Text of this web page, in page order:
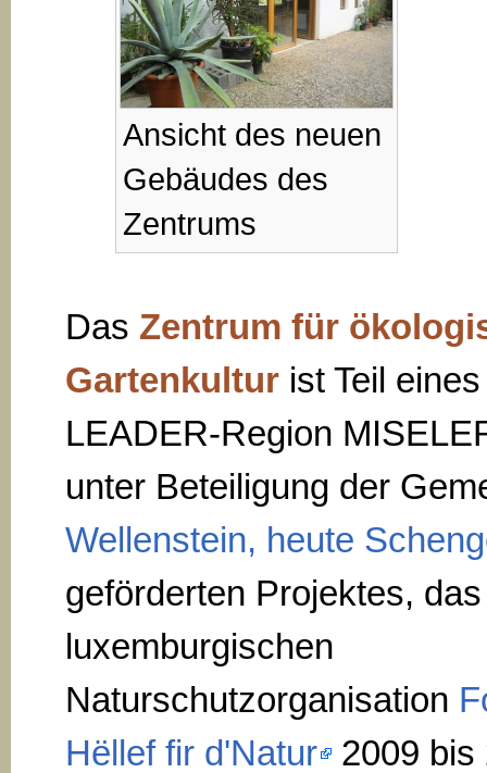
Ansicht des neuen
Gebäudes des
Zentrums
Das Zentrum für
Gartenkulturist Teil
LEADER-Region
unter Beteiligung der
Wellenstein, heute
geförderten Projektes,
luxemburgischen
Naturschutzorganisation
Hëllef fir d'Natur 2009 bis